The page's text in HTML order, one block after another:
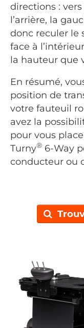
directions : vers
l’arrière, la
donc reculer le
face à
la hauteur que
En résumé,
position de
votre fauteuil
avez la
pour vous
Turny® 6-Way
conducteur ou